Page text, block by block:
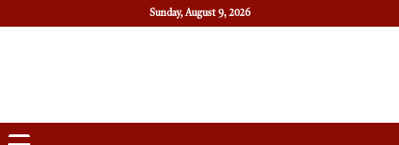
Sunday, August 9, 2026